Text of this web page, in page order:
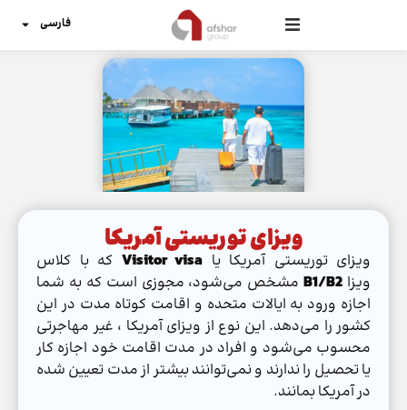
فارسی
ویزای توریستی آمریکا
ویزای توریستی آمریکا یا Visitor visa که با کلاس
ویزا B1/B2مشخص می‌شود، مجوزی است که به شما
اجازه ورود به ایالات متحده و اقامت کوتاه مدت در این
کشور را می‌دهد. این نوع از ویزای آمریکا ، غیر مهاجرتی
محسوب می‌شود و افراد در مدت اقامت خود اجازه کار
یا تحصیل را ندارند و نمی‌توانند بیشتر از مدت تعیین شده
در آمریکا بمانند.